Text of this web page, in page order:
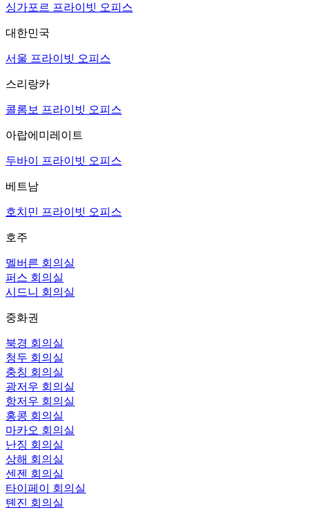
싱가포르 프라이빗 오피스
대한민국
서울 프라이빗 오피스
스리랑카
콜롬보 프라이빗 오피스
아랍에미레이트
두바이 프라이빗 오피스
베트남
호치민 프라이빗 오피스
호주
멜버른 회의실
퍼스 회의실
시드니 회의실
중화권
북경 회의실
청두 회의실
충칭 회의실
광저우 회의실
항저우 회의실
홍콩 회의실
마카오 회의실
난징 회의실
상해 회의실
센젠 회의실
타이페이 회의실
톈진 회의실